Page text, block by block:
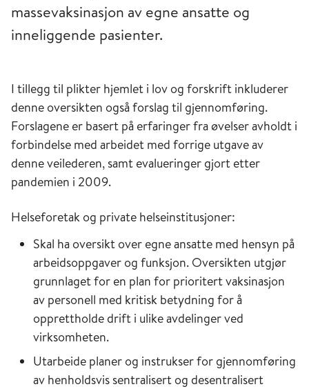
massevaksinasjon av egne ansatte og
inneliggende pasienter.
I tillegg til plikter hjemlet i lov og forskrift inkluderer
denne oversikten også forslag til gjennomføring.
Forslagene er basert på erfaringer fra øvelser avholdt i
forbindelse med arbeidet med forrige utgave av
denne veilederen, samt evalueringer gjort etter
pandemien i 2009.
Helseforetak og private helseinstitusjoner:
Skal ha oversikt over egne ansatte med hensyn på
arbeidsoppgaver og funksjon. Oversikten utgjør
grunnlaget for en plan for prioritert vaksinasjon
av personell med kritisk betydning for å
opprettholde drift i ulike avdelinger ved
virksomheten.
Utarbeide planer og instrukser for gjennomføring
av henholdsvis sentralisert og desentralisert